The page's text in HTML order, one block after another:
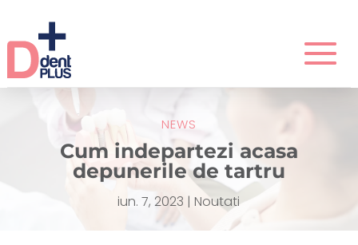
NEWS
Cum indepartezi acasa
depunerile de tartru
iun. 7, 2023 |Noutati